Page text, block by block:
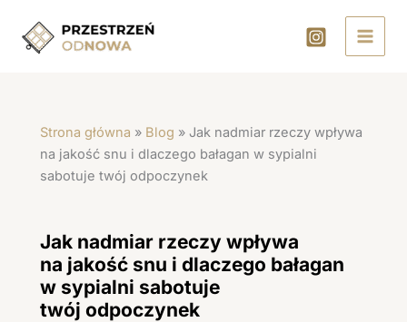
treści
Strona główna » Blog » Jak nadmiar rzeczy wpływa
na jakość snu i dlaczego bałagan w sypialni
sabotuje twój odpoczynek
Jak nadmiar rzeczy wpływa
na jakość snu i dlaczego bałagan
w sypialni sabotuje
twój odpoczynek